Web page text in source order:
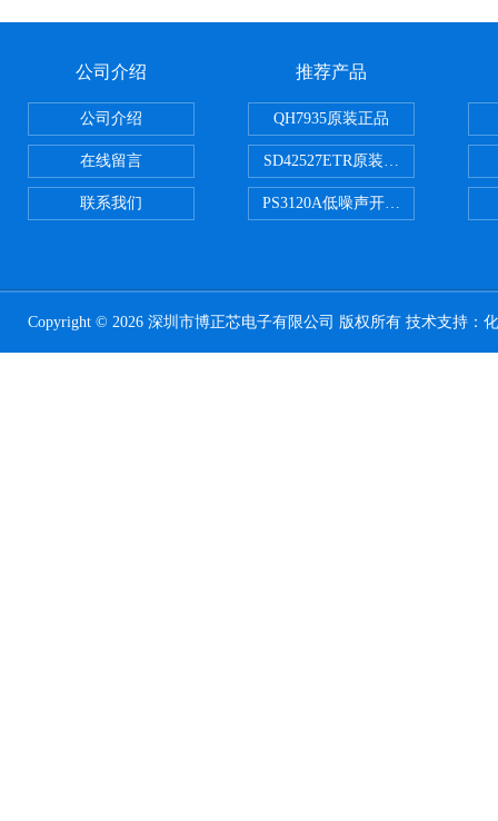
公司介绍
公司介绍
在线留言
联系我们
推荐产品
QH7935原装正品
SD42527ETR原装正品
PS3120A低噪声开关电容器原装正
Copyright © 2026 深圳市博正芯电子有限公司 版权所有 技术支持：